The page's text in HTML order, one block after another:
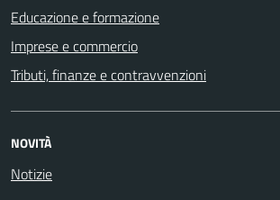
Educazione e formazione
Imprese e commercio
Tributi, finanze e contravvenzioni
NOVITÀ
Notizie